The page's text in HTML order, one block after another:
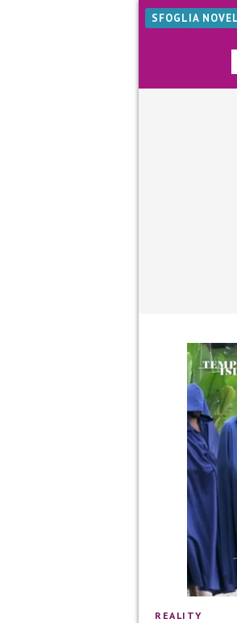
SFOGLIA
REALITY